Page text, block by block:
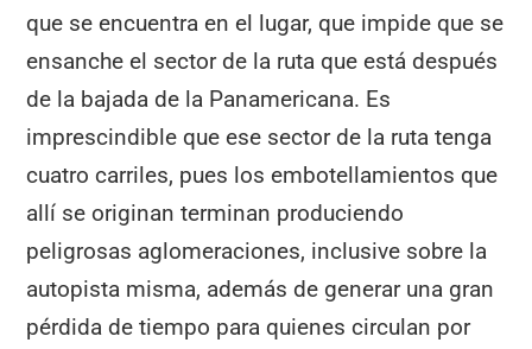
que se encuentra en el lugar, que impide que se
ensanche el sector de la ruta que está después
de la bajada de la Panamericana. Es
imprescindible que ese sector de la ruta tenga
cuatro carriles, pues los embotellamientos que
allí se originan terminan produciendo
peligrosas aglomeraciones, inclusive sobre la
autopista misma, además de generar una gran
pérdida de tiempo para quienes circulan por